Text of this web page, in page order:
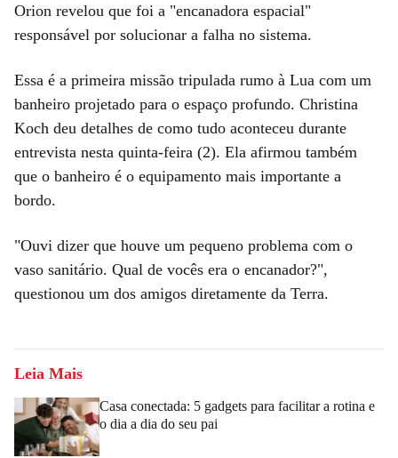
Orion revelou que foi a "encanadora espacial"
responsável por solucionar a falha no sistema.
Essa é a primeira missão tripulada rumo à Lua com um
banheiro projetado para o espaço profundo. Christina
Koch deu detalhes de como tudo aconteceu durante
entrevista nesta quinta-feira (2). Ela afirmou também
que o banheiro é o equipamento mais importante a
bordo.
"Ouvi dizer que houve um pequeno problema com o
vaso sanitário. Qual de vocês era o encanador?",
questionou um dos amigos diretamente da Terra.
Leia Mais
Casa conectada: 5 gadgets para facilitar a rotina e
o dia a dia do seu pai